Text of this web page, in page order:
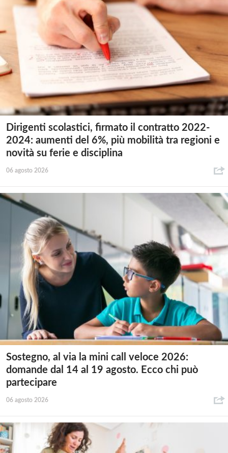
Dirigenti scolastici, firmato il contratto 2022-
2024: aumenti del 6%, più mobilità tra regioni e
novità su ferie e disciplina
06 agosto 2026
Sostegno, al via la mini call veloce 2026:
domande dal 14 al 19 agosto. Ecco chi può
partecipare
06 agosto 2026